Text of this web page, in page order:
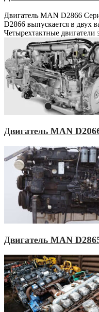
Двигатель MAN D2866
D2866 выпускается в двух
Четырехтактные двигатели
Двигатель MAN
Двигатель MAN